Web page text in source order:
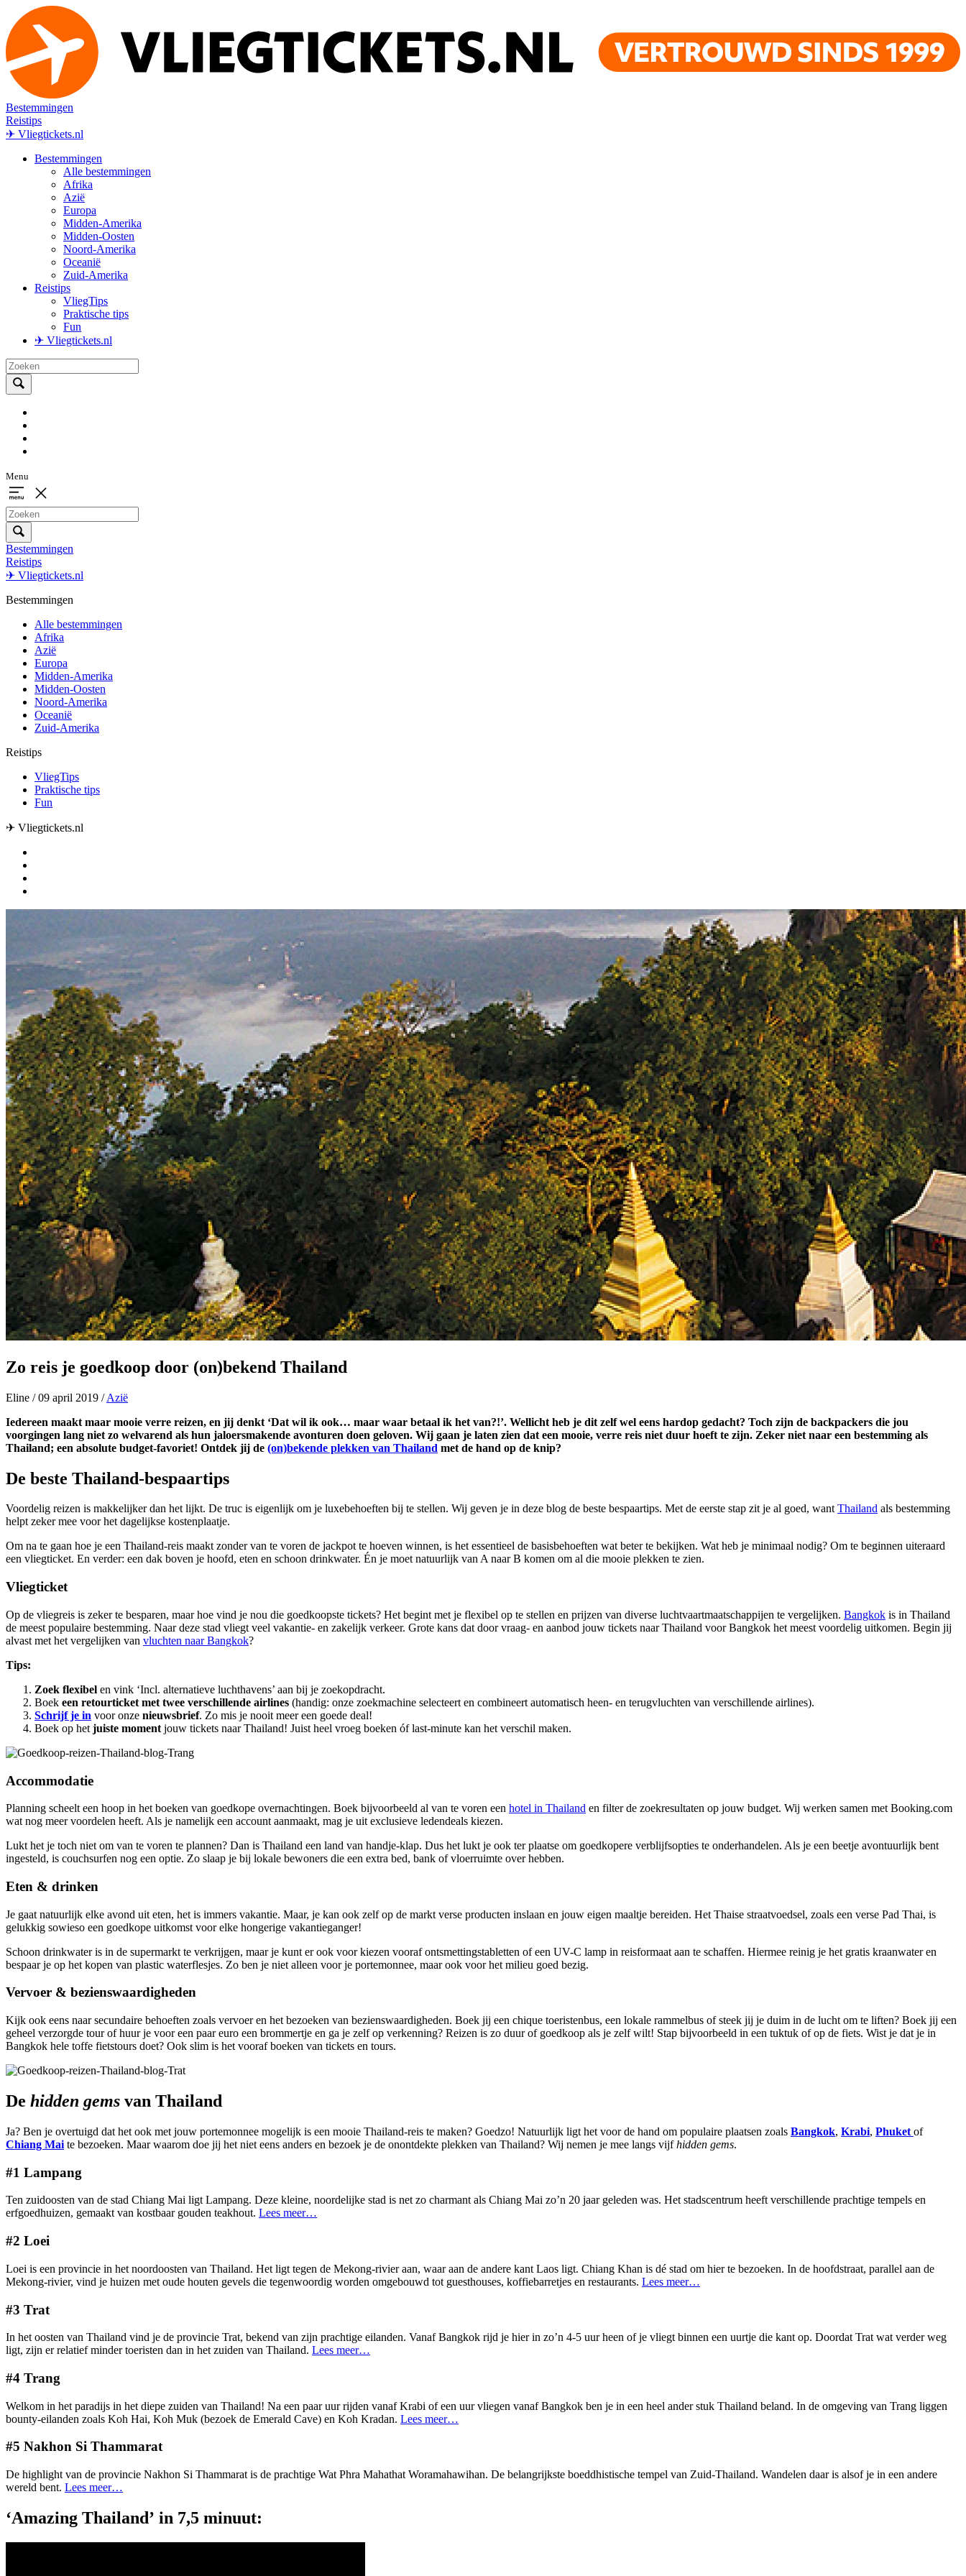
Bestemmingen
Reistips
✈ Vliegtickets.nl
Bestemmingen
Alle bestemmingen
Afrika
Azië
Europa
Midden-Amerika
Midden-Oosten
Noord-Amerika
Oceanië
Zuid-Amerika
Reistips
VliegTips
Praktische tips
Fun
✈ Vliegtickets.nl
Menu
Bestemmingen
Reistips
✈ Vliegtickets.nl
Bestemmingen
Alle bestemmingen
Afrika
Azië
Europa
Midden-Amerika
Midden-Oosten
Noord-Amerika
Oceanië
Zuid-Amerika
Reistips
VliegTips
Praktische tips
Fun
✈ Vliegtickets.nl
Zo reis je goedkoop door (on)bekend Thailand
Eline /09 april 2019 / Azië
Iedereen maakt maar mooie verre reizen, en jij denkt ‘Dat wil ik ook… maar waar betaal ik het van?!’. Wellicht heb je dit zelf wel eens hardop gedacht? Toch zijn de backpackers die jou
voorgingen lang niet zo welvarend als hun jaloersmakende avonturen doen geloven. Wij gaan je laten zien dat een mooie, verre reis niet duur hoeft te zijn. Zeker niet naar een bestemming als
Thailand; een absolute budget-favoriet! Ontdek jij de (on)bekende plekken van Thailand met de hand op de knip?
De beste Thailand-bespaartips
Voordelig reizen is makkelijker dan het lijkt. De truc is eigenlijk om je luxebehoeften bij te stellen. Wij geven je in deze blog de beste bespaartips. Met de eerste stap zit je al goed, wantThailand als bestemming
helpt zeker mee voor het dagelijkse kostenplaatje.
Om na te gaan hoe je een Thailand-reis maakt zonder van te voren de jackpot te hoeven winnen, is het essentieel de basisbehoeften wat beter te bekijken. Wat heb je minimaal nodig? Om te beginnen uiteraard
een vliegticket. En verder: een dak boven je hoofd, eten en schoon drinkwater. Én je moet natuurlijk van A naar B komen om al die mooie plekken te zien.
Vliegticket
Op de vliegreis is zeker te besparen, maar hoe vind je nou die goedkoopste tickets? Het begint met je flexibel op te stellen en prijzen van diverse luchtvaartmaatschappijen te vergelijken. Bangkok is in Thailand
de meest populaire bestemming. Naar deze stad vliegt veel vakantie- en zakelijk verkeer. Grote kans dat door vraag- en aanbod jouw tickets naar Thailand voor Bangkok het meest voordelig uitkomen. Begin jij
alvast met het vergelijken van vluchten naar Bangkok?
Tips:
Zoek flexibel en vink ‘Incl. alternatieve luchthavens’ aan bij je zoekopdracht.
Boek een retourticket met twee verschillende airlines (handig: onze zoekmachine selecteert en combineert automatisch heen- en terugvluchten van verschillende airlines).
Schrijf je in voor onze nieuwsbrief. Zo mis je nooit meer een goede deal!
Boek op het juiste moment jouw tickets naar Thailand! Juist heel vroeg boeken óf last-minute kan het verschil maken.
Accommodatie
Planning scheelt een hoop in het boeken van goedkope overnachtingen. Boek bijvoorbeeld al van te voren een hotel in Thailand en filter de zoekresultaten op jouw budget. Wij werken samen met Booking.com
wat nog meer voordelen heeft. Als je namelijk een account aanmaakt, mag je uit exclusieve ledendeals kiezen.
Lukt het je toch niet om van te voren te plannen? Dan is Thailand een land van handje-klap. Dus het lukt je ook ter plaatse om goedkopere verblijfsopties te onderhandelen. Als je een beetje avontuurlijk bent
ingesteld, is couchsurfen nog een optie. Zo slaap je bij lokale bewoners die een extra bed, bank of vloerruimte over hebben.
Eten & drinken
Je gaat natuurlijk elke avond uit eten, het is immers vakantie. Maar, je kan ook zelf op de markt verse producten inslaan en jouw eigen maaltje bereiden. Het Thaise straatvoedsel, zoals een verse Pad Thai, is
gelukkig sowieso een goedkope uitkomst voor elke hongerige vakantieganger!
Schoon drinkwater is in de supermarkt te verkrijgen, maar je kunt er ook voor kiezen vooraf ontsmettingstabletten of een UV-C lamp in reisformaat aan te schaffen. Hiermee reinig je het gratis kraanwater en
bespaar je op het kopen van plastic waterflesjes. Zo ben je niet alleen voor je portemonnee, maar ook voor het milieu goed bezig.
Vervoer & bezienswaardigheden
Kijk ook eens naar secundaire behoeften zoals vervoer en het bezoeken van bezienswaardigheden. Boek jij een chique toeristenbus, een lokale rammelbus of steek jij je duim in de lucht om te liften? Boek jij een
geheel verzorgde tour of huur je voor een paar euro een brommertje en ga je zelf op verkenning? Reizen is zo duur of goedkoop als je zelf wilt! Stap bijvoorbeeld in een tuktuk of op de fiets. Wist je dat je in
Bangkok hele toffe fietstours doet? Ook slim is het vooraf boeken van tickets en tours.
De hidden gems van Thailand
Ja? Ben je overtuigd dat het ook met jouw portemonnee mogelijk is een mooie Thailand-reis te maken? Goedzo! Natuurlijk ligt het voor de hand om populaire plaatsen zoals Bangkok, Krabi, Phuket of
Chiang Mai te bezoeken. Maar waarom doe jij het niet eens anders en bezoek je de onontdekte plekken van Thailand? Wij nemen je mee langs vijfhidden gems.
#1 Lampang
Ten zuidoosten van de stad Chiang Mai ligt Lampang. Deze kleine, noordelijke stad is net zo charmant als Chiang Mai zo’n 20 jaar geleden was. Het stadscentrum heeft verschillende prachtige tempels en
erfgoedhuizen, gemaakt van kostbaar gouden teakhout. Lees meer…
#2 Loei
Loei is een provincie in het noordoosten van Thailand. Het ligt tegen de Mekong-rivier aan, waar aan de andere kant Laos ligt. Chiang Khan is dé stad om hier te bezoeken. In de hoofdstraat, parallel aan de
Mekong-rivier, vind je huizen met oude houten gevels die tegenwoordig worden omgebouwd tot guesthouses, koffiebarretjes en restaurants. Lees meer…
#3 Trat
In het oosten van Thailand vind je de provincie Trat, bekend van zijn prachtige eilanden. Vanaf Bangkok rijd je hier in zo’n 4-5 uur heen of je vliegt binnen een uurtje die kant op. Doordat Trat wat verder weg
ligt, zijn er relatief minder toeristen dan in het zuiden van Thailand. Lees meer…
#4 Trang
Welkom in het paradijs in het diepe zuiden van Thailand! Na een paar uur rijden vanaf Krabi of een uur vliegen vanaf Bangkok ben je in een heel ander stuk Thailand beland. In de omgeving van Trang liggen
bounty-eilanden zoals Koh Hai, Koh Muk (bezoek de Emerald Cave) en Koh Kradan. Lees meer…
#5 Nakhon Si Thammarat
De highlight van de provincie Nakhon Si Thammarat is de prachtige Wat Phra Mahathat Woramahawihan. De belangrijkste boeddhistische tempel van Zuid-Thailand. Wandelen daar is alsof je in een andere
wereld bent. Lees meer…
‘Amazing Thailand’ in 7,5 minuut: